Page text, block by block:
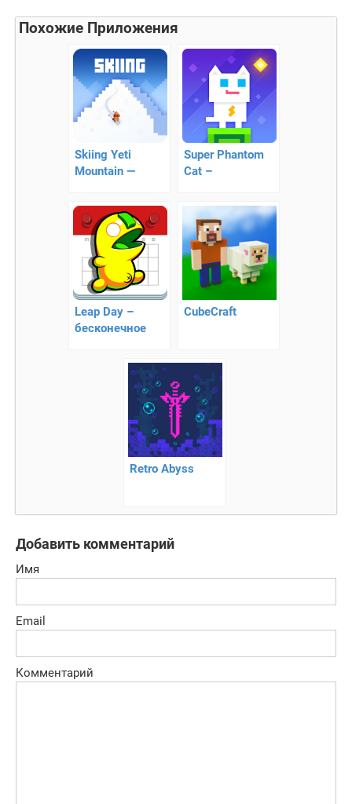
Похожие Приложения
Skiing Yeti
Mountain —
крутых гор!
Super Phantom
Cat –
котенка
Leap Day –
бесконечное
движение
CubeCraft
Retro Abyss
Добавить комментарий
Имя
Email
Комментарий